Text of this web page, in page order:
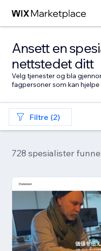
Ansett en
nettstedet ditt
Velg tjenester og bla
fagpersoner som kan
Filtre (2)
728 spesialister